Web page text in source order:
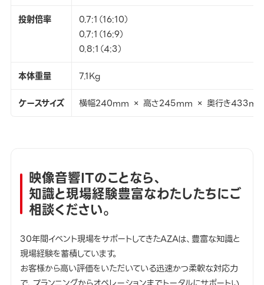
投射倍率
0.7:1（16:10）
0.7:1（16:9）
0.8:1（4:3）
本体重量
7.1Kg
ケースサイズ
横幅240mm × 高さ245mm × 奥行き
映像音響ITのことなら、
知識と現場経験豊富なわたしたちにご
相談ください。
30年間イベント現場をサポートしてきたAZAは、豊富な知識と
現場経験を蓄積しています。
お客様から高い評価をいただいている迅速かつ柔軟な対応力